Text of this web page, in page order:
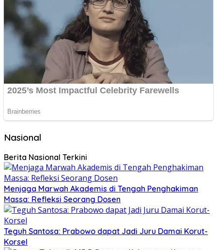
Nasional
Berita Nasional Terkini
Menjaga Marwah Akademis di Tengah Penghakiman
Massa: Refleksi Seorang Dosen
Teguh Santosa: Prabowo dapat Jadi Juru Damai Korut-
Korsel